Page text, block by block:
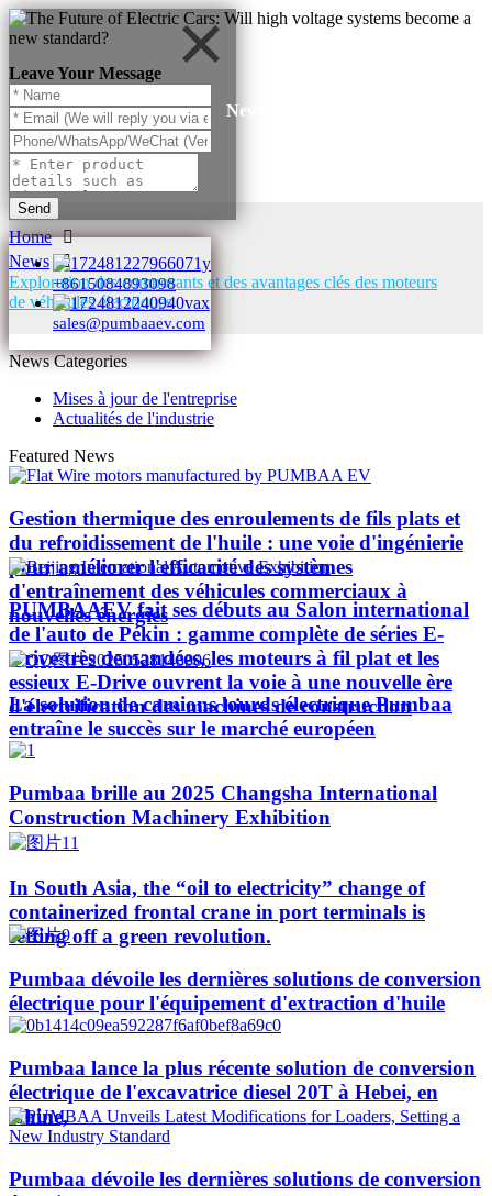
Leave Your Message
Send
+8615084893098
sales@pumbaaev.com
News
Home
News
Exploration des composants et des avantages clés des moteurs
de véhicules électriques
News Categories
Mises à jour de l'entreprise
Actualités de l'industrie
Featured News
Gestion thermique des enroulements de fils plats et
du refroidissement de l'huile : une voie d'ingénierie
pour améliorer l'efficacité des systèmes
d'entraînement des véhicules commerciaux à
nouvelles énergies
PUMBAAEV fait ses débuts au Salon international
de l'auto de Pékin : gamme complète de séries E-
Drive très demandées, les moteurs à fil plat et les
essieux E-Drive ouvrent la voie à une nouvelle ère
d'électrification des machines de construction
La solution de camions lourds électrique Pumbaa
entraîne le succès sur le marché européen
Pumbaa brille au 2025 Changsha International
Construction Machinery Exhibition
In South Asia, the “oil to electricity” change of
containerized frontal crane in port terminals is
setting off a green revolution.
Pumbaa dévoile les dernières solutions de conversion
électrique pour l'équipement d'extraction d'huile
Pumbaa lance la plus récente solution de conversion
électrique de l'excavatrice diesel 20T à Hebei, en
Chine,
Pumbaa dévoile les dernières solutions de conversion